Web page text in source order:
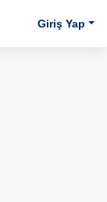
Giriş Yap